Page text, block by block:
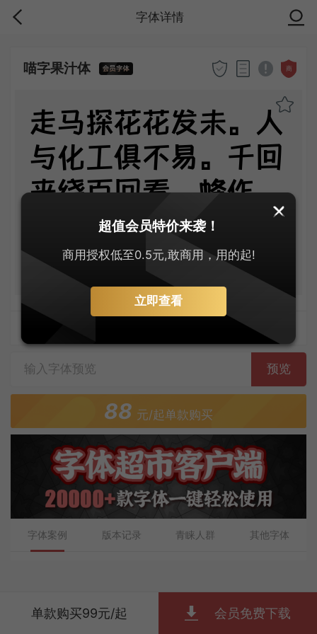
字体详情
喵字果汁体 商
走马探花花发未。人
与化工俱不易。千回
来绕百回看，蜂作
婢，莺为使。谷雨清
明空屈指。
预览
88 元/起单款购买
字体案例 版本记录 青睐人群 其他字体
单款购买99元/起 会员免费下载
超值会员特价来袭！
商用授权低至0.5元,敢商用，用的起!
立即查看